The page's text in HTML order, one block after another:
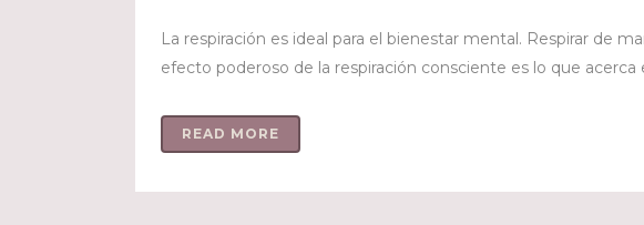
La respiración es ideal para el bienestar mental. Respirar de
efecto poderoso de la respiración consciente es lo que acerca
READ MORE